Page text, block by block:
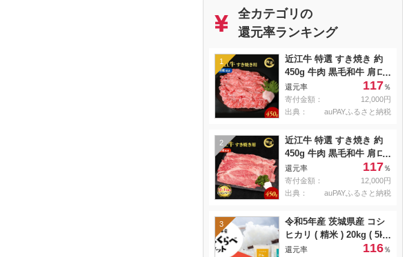
全カテゴリの
還元率ランキング
1
近江牛 特選 すき焼き 約
450g 牛肉 黒毛和牛 肩ロ
ース モモ すきやき すき
焼き肉 すき焼き用 肉 お
肉 牛 和牛 納期 最長3カ月
還元率 117％
寄付金額：
12,000円
出典：
auPAYふるさと納税
2
近江牛 特選 すき焼き 約
450g 牛肉 黒毛和牛 肩ロ
ース モモ すきやき すき
焼き肉 すき焼き用 肉 お
肉 牛 和牛 納期 最長3カ月
還元率 117％
寄付金額：
12,000円
出典：
auPAYふるさと納税
3
令和5年産 茨城県産 コシ
ヒカリ ( 精米 ) 20kg ( 5kg
× 4袋 )
還元率 116％